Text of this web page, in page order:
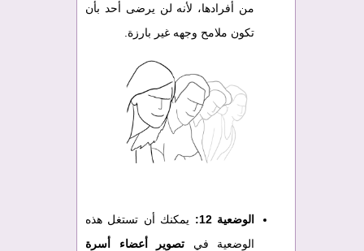
من أفرادها، لأنه لن يرضى أحد بأن
تكون ملامح وجهه غير بارزة.
الوضعية 12:
يمكنك أن تستغل هذه
الوضعية في تصوير أعضاء أسرة